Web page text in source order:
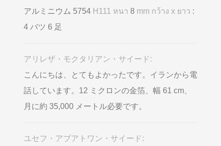
アルミニウム 5754 H111 หนา 8 mm กว้าง x ยาว :
4 バツ 6 足
アリレザ・モクタリアン・サイード:
こんにちは、とてもよかったです。イランから電
話しています。12 ミクロンの金箔、幅 61 cm、
月に約 35,000 メートル必要です。
ユセフ・アブアトワン・サイード: